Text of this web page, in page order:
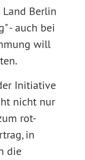
Berlin
- auch bei
will
Initiative
nicht nur
rot-
in
die